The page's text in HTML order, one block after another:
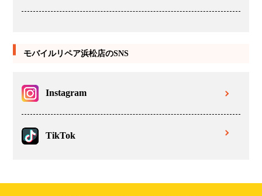
モバイルリペア浜松店のSNS
Instagram
TikTok